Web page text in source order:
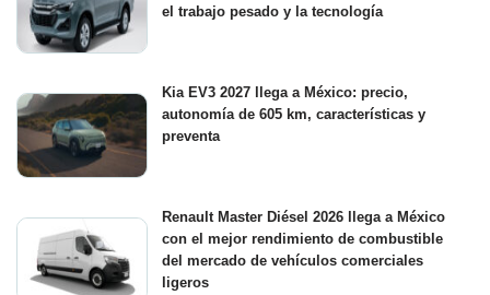
el trabajo pesado y la tecnología
Kia EV3 2027 llega a México: precio,
autonomía de 605 km, características y
preventa
Renault Master Diésel 2026 llega a México
con el mejor rendimiento de combustible
del mercado de vehículos comerciales
ligeros